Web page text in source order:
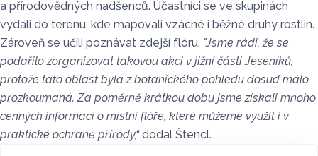
a přírodovědných nadšenců. Účastníci se ve skupinách
vydali do terénu, kde mapovali vzácné i běžné druhy rostlin.
Zároveň se učili poznávat zdejší flóru. "Jsme rádi, že se
podařilo zorganizovat takovou akci v jižní části Jeseníků,
protože tato oblast byla z botanického pohledu dosud málo
prozkoumaná. Za poměrně krátkou dobu jsme získali mnoho
cenných informací o místní flóře, které můžeme využít i v
praktické ochraně přírody,“dodal Štencl.